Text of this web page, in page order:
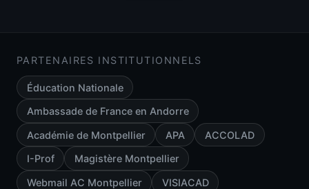
PARTENAIRES INSTITUTIONNELS
Éducation Nationale
Ambassade de France en Andorre
Académie de Montpellier APA ACCOLAD
I-Prof Magistère Montpellier
Webmail AC Montpellier VISIACAD